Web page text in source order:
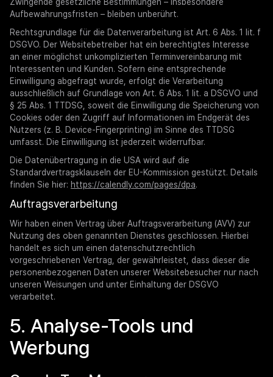
Aufbewahrungsfristen – bleiben unberührt.
Rechtsgrundlage für die Datenverarbeitung ist Art. 6 Abs. 1 lit. f
DSGVO. Der Websitebetreiber hat ein berechtigtes Interesse
an einer möglichst unkomplizierten Terminvereinbarung mit
Interessenten und Kunden. Sofern eine entsprechende
Einwilligung abgefragt wurde, erfolgt die Verarbeitung
ausschließlich auf Grundlage von Art. 6 Abs. 1 lit. a DSGVO und
§ 25 Abs. 1 TTDSG, soweit die Einwilligung die Speicherung von
Cookies oder den Zugriff auf Informationen im Endgerät des
Nutzers (z. B. Device-Fingerprinting) im Sinne des TTDSG
umfasst. Die Einwilligung ist jederzeit widerrufbar.
Die Datenübertragung in die USA wird auf die
Standardvertragsklauseln der EU-Kommission gestützt. Details
finden Sie hier: https://calendly.com/pages/dpa.
Auftragsverarbeitung
Wir haben einen Vertrag über Auftragsverarbeitung (AVV) zur
Nutzung des oben genannten Dienstes geschlossen. Hierbei
handelt es sich um einen datenschutzrechtlich
vorgeschriebenen Vertrag, der gewährleistet, dass dieser die
personenbezogenen Daten unserer Websitebesucher nur nach
unseren Weisungen und unter Einhaltung der DSGVO
verarbeitet.
5. Analyse-Tools und
Werbung